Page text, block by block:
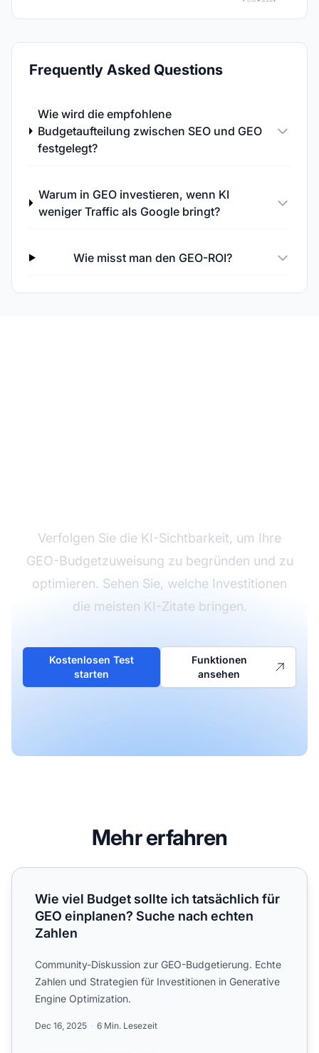
Frequently Asked Questions
Wie wird die empfohlene
Budgetaufteilung zwischen SEO und GEO
festgelegt?
Warum in GEO investieren, wenn KI
weniger Traffic als Google bringt?
Wie misst man den GEO-ROI?
Verfolgen Sie die KI-Sichtbarkeit, um Ihre
GEO-Budgetzuweisung zu begründen und zu
optimieren. Sehen Sie, welche Investitionen
die meisten KI-Zitate bringen.
Kostenlosen Test
starten
Funktionen
ansehen
Mehr erfahren
Wie viel Budget sollte ich tatsächlich für GEO einplanen?
Wie viel Budget sollte ich tatsächlich für
GEO einplanen? Suche nach echten
Zahlen
Community-Diskussion zur GEO-Budgetierung. Echte
Zahlen und Strategien für Investitionen in Generative
Engine Optimization.
Dec 16, 2025 6 Min. Lesezeit